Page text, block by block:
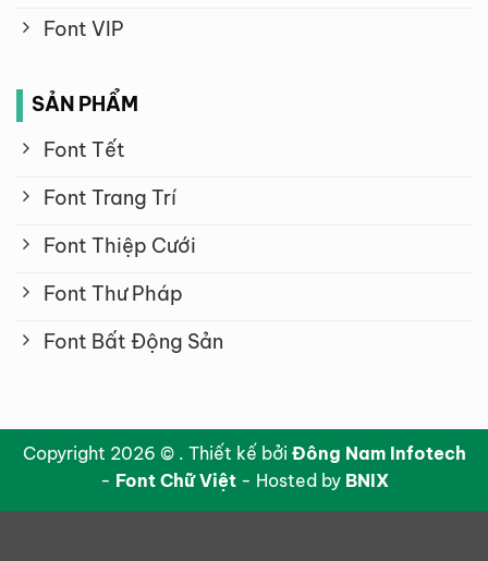
Font VIP
SẢN PHẨM
Font Tết
Font Trang Trí
Font Thiệp Cưới
Font Thư Pháp
Font Bất Động Sản
Copyright 2026 © . Thiết kế bởi Đông Nam Infotech
- Font Chữ Việt- Hosted by BNIX